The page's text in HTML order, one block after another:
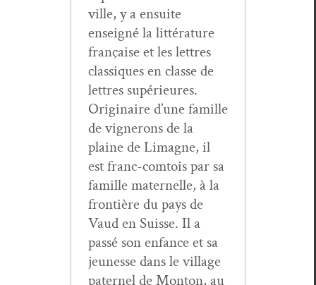
ville, y a ensuite
enseigné la lit­téra­ture
française et les let­tres
clas­siques en classe de
let­tres supérieures.
Orig­i­naire d’une famille
de vignerons de la
plaine de Limagne, il
est franc-com­tois par sa
famille mater­nelle, à la
fron­tière du pays de
Vaud en Suisse. Il a
passé son enfance et sa
jeunesse dans le vil­lage
pater­nel de Mon­ton, au